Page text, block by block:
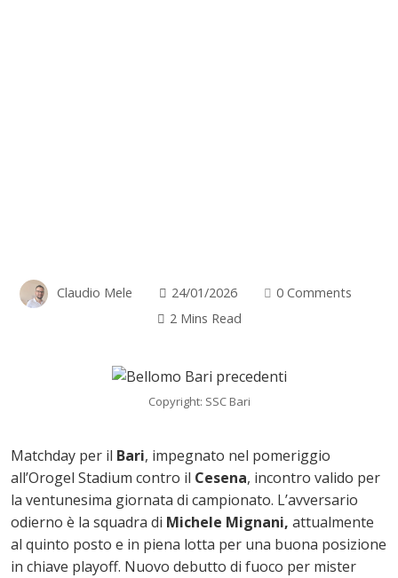
Claudio Mele 24/01/2026
0 Comments
2 Mins Read
Copyright: SSC Bari
Matchday per il Bari, impegnato nel pomeriggio
all’Orogel Stadium contro il Cesena, incontro valido per
la ventunesima giornata di campionato. L’avversario
odierno è la squadra di Michele Mignani, attualmente
al quinto posto e in piena lotta per una buona posizione
in chiave playoff. Nuovo debutto di fuoco per mister